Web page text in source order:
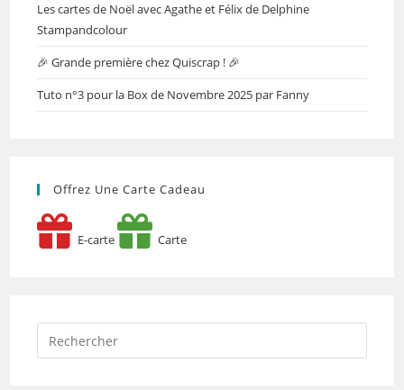
Les cartes de Noël avec Agathe et Félix de Delphine
Stampandcolour
🎉 Grande première chez Quiscrap ! 🎉
Tuto n°3 pour la Box de Novembre 2025 par Fanny
Offrez Une Carte Cadeau
E-carte Carte